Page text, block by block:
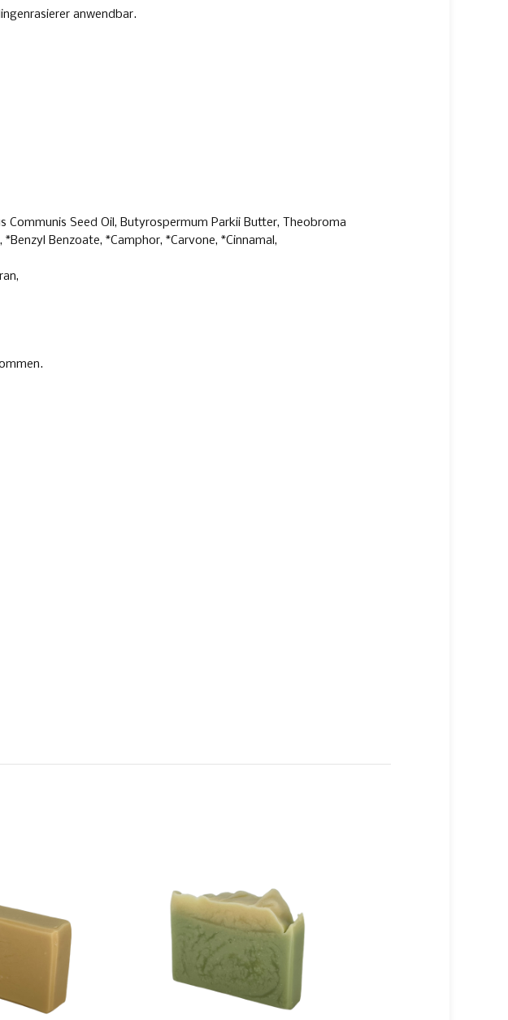
anwendbar.
Communis Seed Oil, Butyrospermum Parkii Butter, Theobroma
Benzoate, *Camphor, *Carvone, *Cinnamal,